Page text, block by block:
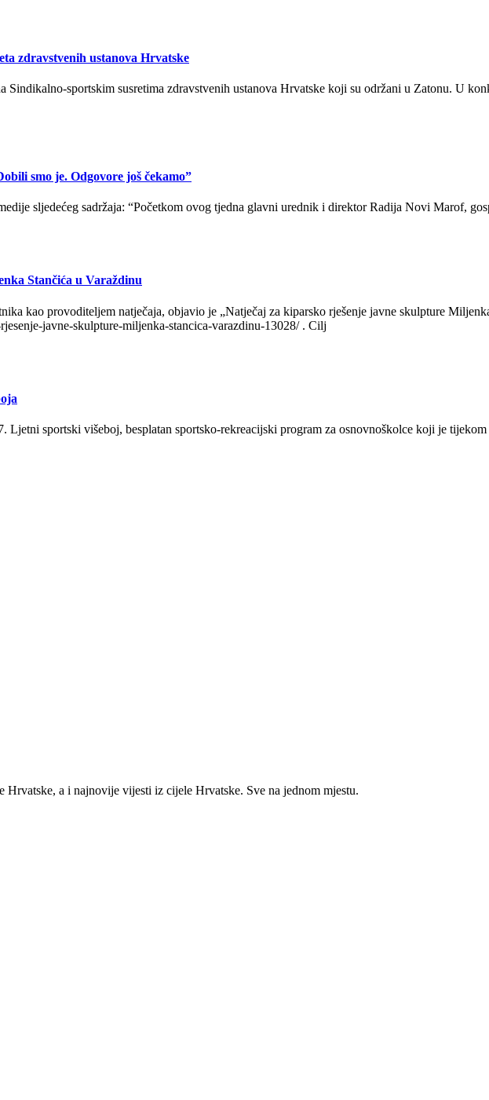
zdravstvenih ustanova Hrvatske
sportskim susretima zdravstvenih ustanova Hrvatske koji su održani u Zatonu. U
smo je. Odgovore još čekamo”
sljedećeg sadržaja: “Početkom ovog tjedna glavni urednik i direktor Radija Novi Marof,
Stančića u Varaždinu
kao provoditeljem natječaja, objavio je „Natječaj za kiparsko rješenje javne skulpture
javne-skulpture-miljenka-stancica-varazdinu-13028/ . Cilj
Ljetni sportski višeboj, besplatan sportsko-rekreacijski program za osnovnoškolce koji je
a i najnovije vijesti iz cijele Hrvatske. Sve na jednom mjestu.